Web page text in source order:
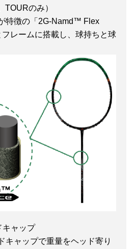
TOURのみ）
特徴の「2G-Namd™ Flex
レームに搭載し、球持ちと球
キャップ
キャップで重量をヘッド寄り